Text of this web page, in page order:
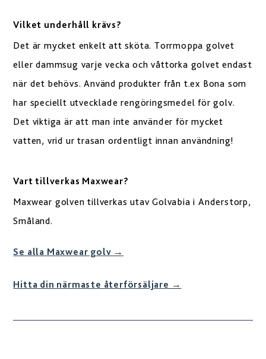
Vilket underhåll krävs?
Det är mycket enkelt att sköta. Torrmoppa golvet
eller dammsug varje vecka och våttorka golvet endast
när det behövs. Använd produkter från t.ex Bona som
har speciellt utvecklade rengöringsmedel för golv.
Det viktiga är att man inte använder för mycket
vatten, vrid ur trasan ordentligt innan användning!
Vart tillverkas Maxwear?
Maxwear golven tillverkas utav Golvabia i Anderstorp,
Småland.
Se alla Maxwear golv →
Hitta din närmaste återförsäljare →